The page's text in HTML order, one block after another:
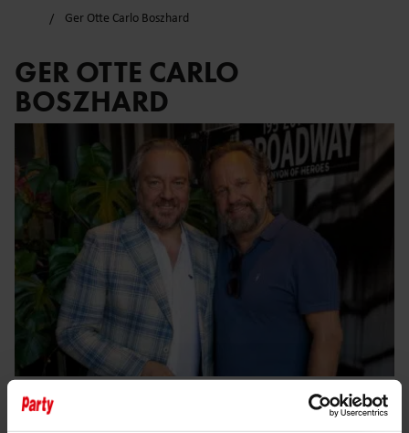
Ger Otte Carlo Boszhard
GER OTTE CARLO
BOSZHARD